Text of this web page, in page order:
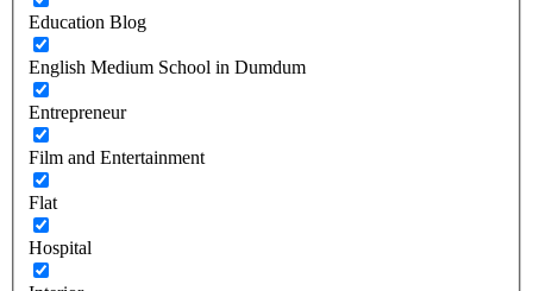
Education Blog
English Medium School in Dumdum
Entrepreneur
Film and Entertainment
Flat
Hospital